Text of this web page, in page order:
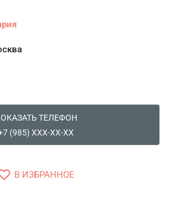
ТЕЛЕФОН
(985) XXX-XX-XX
В ИЗБРАННОЕ